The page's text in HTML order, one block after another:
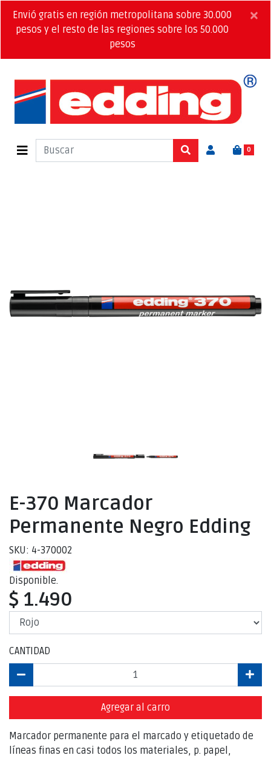
Envió gratis en región metropolitana sobre 30.000
pesos y el resto de las regiones sobre los 50.000
pesos
×
0
E-370 Marcador
Permanente Negro Edding
SKU: 4-370002
Disponible.
$ 1.490
CANTIDAD
Agregar al carro
Marcador permanente para el marcado y etiquetado de
líneas finas en casi todos los materiales, p. papel,